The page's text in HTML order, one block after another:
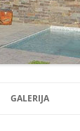
GALERIJA